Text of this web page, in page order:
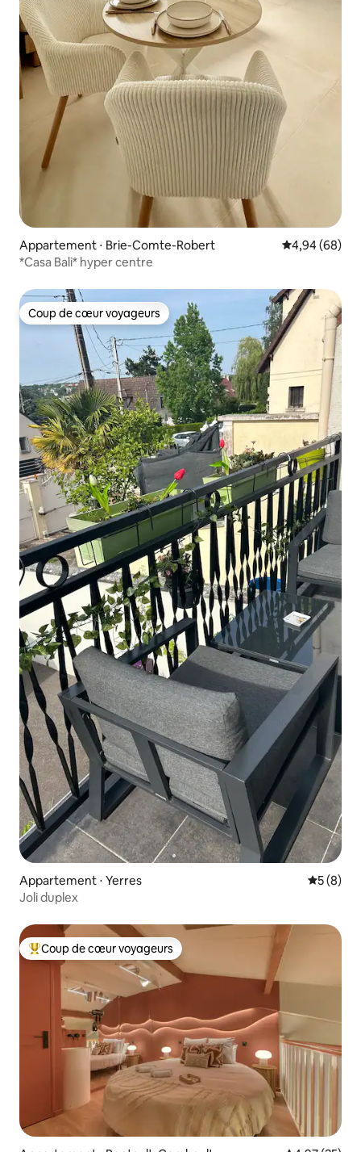
Appartement ⋅ Brie-Comte-Robert Évaluation
4,94 (68)
*Casa Bali* hyper centre
Coup de cœur voyageurs
Coup de cœur voyageurs
Appartement ⋅ Yerres
5 (8)
Joli duplex
Coups de cœur voyageurs les plus appréciés
Coup de cœur voyageurs